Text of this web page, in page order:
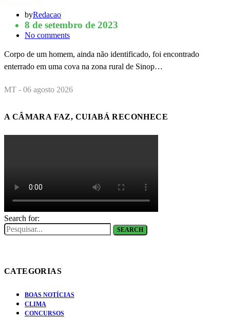
byRedacao
8 de setembro de 2023
No comments
Corpo de um homem, ainda não identificado, foi encontrado
enterrado em uma cova na zona rural de Sinop…
MT - 06 agosto 2026
A CÂMARA FAZ, CUIABÁ RECONHECE
Search for:
SEARCH
CATEGORIAS
BOAS NOTÍCIAS
CLIMA
CONCURSOS